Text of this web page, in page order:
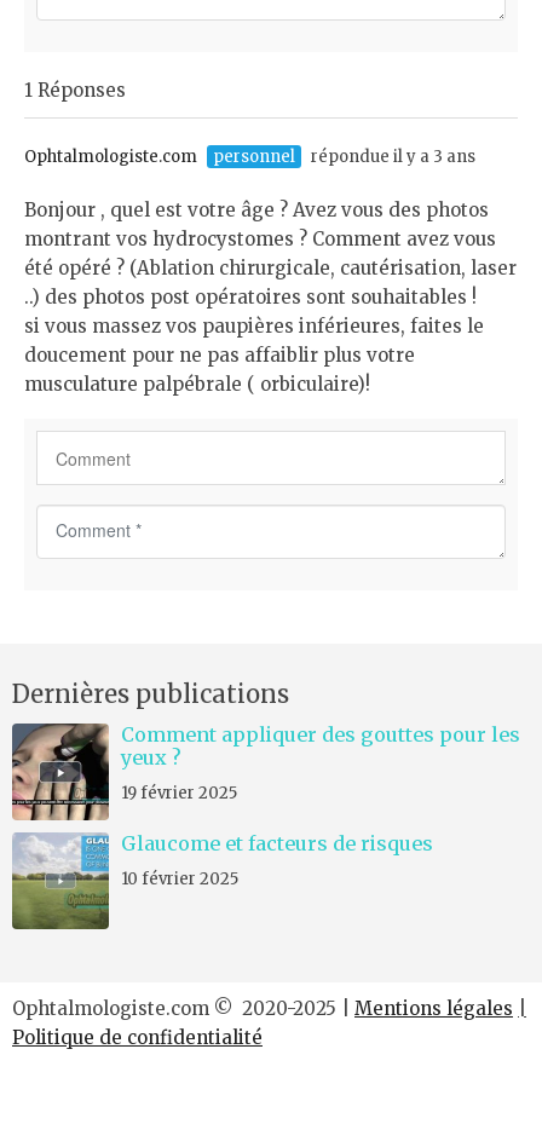
e
n
t
1 Réponses
Ophtalmologiste.com personnel répondue il y a 3 ans
Bonjour , quel est votre âge ? Avez vous des photos
montrant vos hydrocystomes ? Comment avez vous
été opéré ? (Ablation chirurgicale, cautérisation, laser
..) des photos post opératoires sont souhaitables !
si vous massez vos paupières inférieures, faites le
doucement pour ne pas affaiblir plus votre
musculature palpébrale ( orbiculaire)!
t
*
Dernières publications
Comment appliquer des gouttes pour les
yeux ?
19 février 2025
Glaucome et facteurs de risques
10 février 2025
Ophtalmologiste.com © 2020-2025 | Mentions légales
Politique de confidentialité